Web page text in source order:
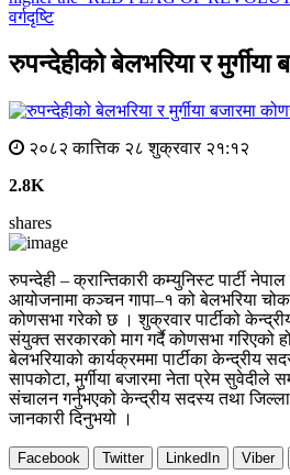
वर्गदृष्टि
रुपन्देहीको बेलभरिया र मुर्गीया
२०८२ कात्तिक २८ शुक्रवार २१:१२
2.8K
shares
रुपन्देही – क्रान्तिकारी कम्युनिस्ट पार्टी
आयोजनामा कञ्चन गापा–१ को बेलभरिया चोक
कोणसभा गरेको छ । शुक्रवार पार्टीको
संयुक्त सरकारको माग गर्दै कोणसभा गरिएको
बेलभरियाको कार्यक्रममा पार्टीका केन्द्रीय
सापकोटा, मुर्गीया बजारमा नेता प्रेम सुवेदीले
संचालन गर्नुभएको केन्द्रीय सदस्य तथा
जानकारी दिनुभयो ।
Facebook Twitter LinkedIn Viber